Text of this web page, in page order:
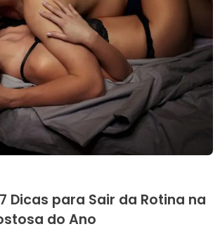
Dicas para Sair da Rotina na
do Ano